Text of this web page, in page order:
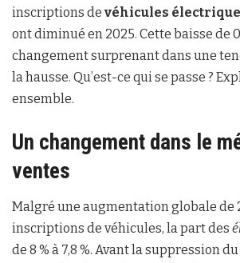
inscriptions de véhicules
ont diminué en 2025. Cette baisse de
changement surprenant dans une
la hausse. Qu’est-ce qui se passe ?
ensemble.
Un changement dans le
ventes
Malgré une augmentation globale de
inscriptions de véhicules, la part des
de 8 % à 7,8 %. Avant la suppression